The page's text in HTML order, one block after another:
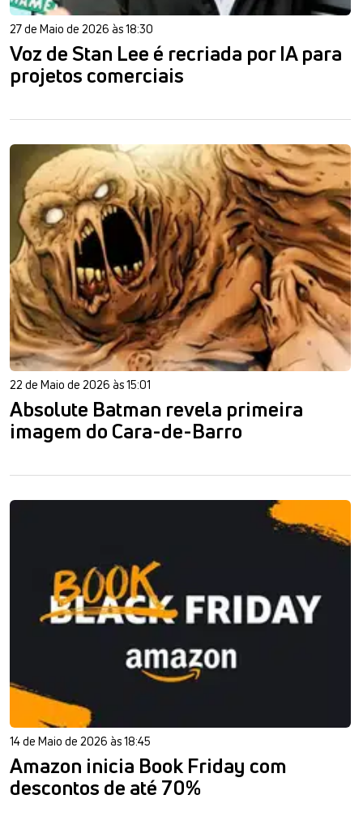
27 de Maio de 2026 às 18:30
Voz de Stan Lee é recriada por IA para
projetos comerciais
22 de Maio de 2026 às 15:01
Absolute Batman revela primeira
imagem do Cara-de-Barro
14 de Maio de 2026 às 18:45
Amazon inicia Book Friday com
descontos de até 70%